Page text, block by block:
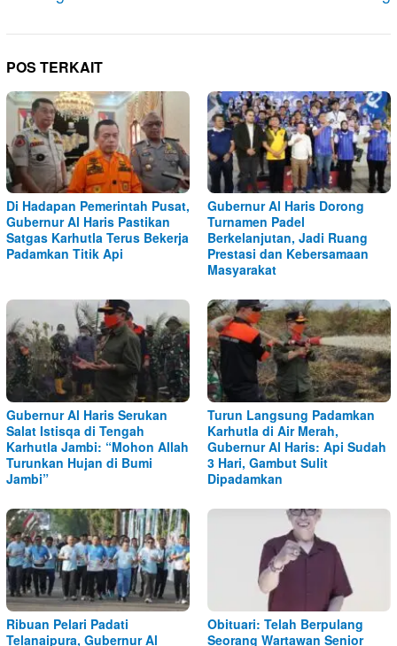
POS TERKAIT
Di Hadapan Pemerintah Pusat,
Gubernur Al Haris Pastikan
Satgas Karhutla Terus Bekerja
Padamkan Titik Api
Gubernur Al Haris Dorong
Turnamen Padel
Berkelanjutan, Jadi Ruang
Prestasi dan Kebersamaan
Masyarakat
Gubernur Al Haris Serukan
Salat Istisqa di Tengah
Karhutla Jambi: “Mohon Allah
Turunkan Hujan di Bumi
Jambi”
Turun Langsung Padamkan
Karhutla di Air Merah,
Gubernur Al Haris: Api Sudah
3 Hari, Gambut Sulit
Dipadamkan
Ribuan Pelari Padati
Telanaipura, Gubernur Al
Obituari: Telah Berpulang
Seorang Wartawan Senior